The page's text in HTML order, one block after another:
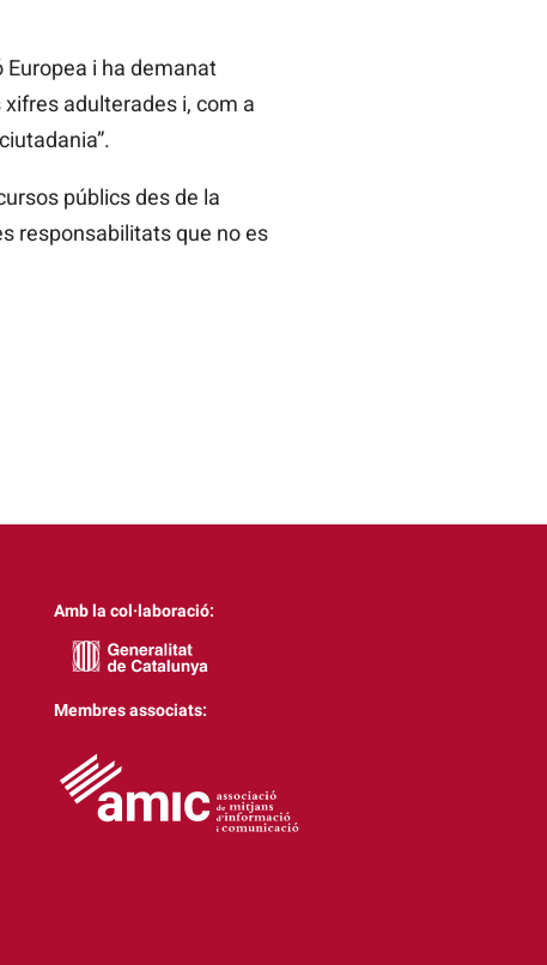
i ha demanat
xifres adulterades i, com a
públics des de la
responsabilitats que no es
Amb la col·laboració:
Membres associats: